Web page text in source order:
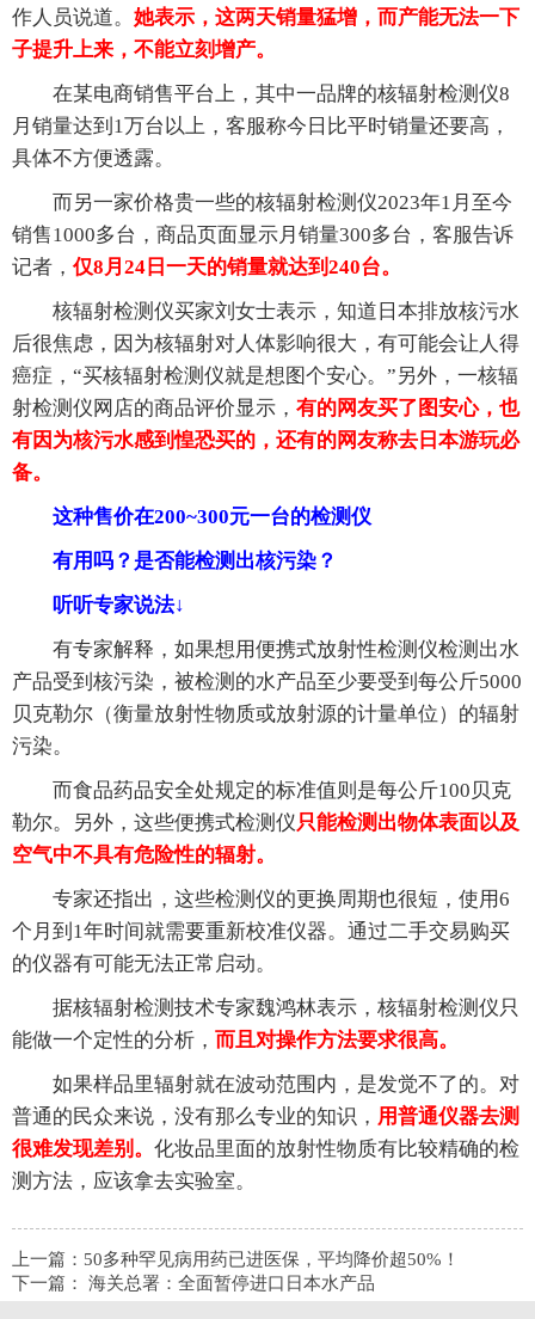
作人员说道。 她表示，这两天销量猛增，而产能无法一下
子提升上来，不能立刻增产。
在某电商销售平台上，其中一品牌的核辐射检测仪8
月销量达到1万台以上，客服称今日比平时销量还要高，
具体不方便透露。
而另一家价格贵一些的核辐射检测仪2023年1月至今
销售1000多台，商品页面显示月销量300多台，客服告诉
记者， 仅8月24日一天的销量就达到240台。
核辐射检测仪买家刘女士表示，知道日本排放核污水
后很焦虑，因为核辐射对人体影响很大，有可能会让人得
癌症，“买核辐射检测仪就是想图个安心。”另外，一核辐
射检测仪网店的商品评价显示， 有的网友买了图安心，也
有因为核污水感到惶恐买的，还有的网友称去日本游玩必
备。
这种售价在200~300元一台的检测仪
有用吗？是否能检测出核污染？
听听专家说法↓
有专家解释，如果想用便携式放射性检测仪检测出水
产品受到核污染，被检测的水产品至少要受到每公斤5000
贝克勒尔（衡量放射性物质或放射源的计量单位）的辐射
污染。
而食品药品安全处规定的标准值则是每公斤100贝克
勒尔。另外，这些便携式检测仪只能检测出物体表面以及
空气中不具有危险性的辐射。
专家还指出，这些检测仪的更换周期也很短，使用6
个月到1年时间就需要重新校准仪器。通过二手交易购买
的仪器有可能无法正常启动。
据核辐射检测技术专家魏鸿林表示，核辐射检测仪只
能做一个定性的分析， 而且对操作方法要求很高。
如果样品里辐射就在波动范围内，是发觉不了的。对
普通的民众来说，没有那么专业的知识， 用普通仪器去测
很难发现差别。 化妆品里面的放射性物质有比较精确的检
测方法，应该拿去实验室。
上一篇： 50多种罕见病用药已进医保，平均降价超50%！
下一篇： 海关总署：全面暂停进口日本水产品